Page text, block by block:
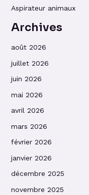
Aspirateur animaux
Archives
août 2026
juillet 2026
juin 2026
mai 2026
avril 2026
mars 2026
février 2026
janvier 2026
décembre 2025
novembre 2025